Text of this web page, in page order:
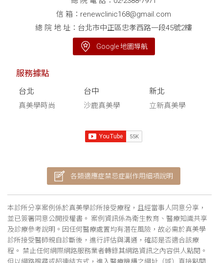
信 箱： renewclinic168@gmail.com
總 院 地 址：台北市中正區忠孝西路一段45號2樓
Google 地圖導航
服務據點
台北
真美學時尚
台中
沙鹿真美學
新北
立新真美學
各類適應症禁忌症副作用細項說明
本診所分享案例係於真美學診所接受療程，且經當事人同意分享，
並已簽署同意公開授權書。 案例資訊係為衛生教育、醫療知識共享
及診療參考說明。因任何醫療處置均有潛在風險，故必需於真美學
診所接受醫師親自診斷後，進行評估與溝通，確認是否適合該療
程。 禁止任何網際網路服務業者轉錄其網路資訊之內容供人點閱。